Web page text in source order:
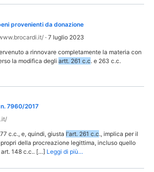
provenienti da donazione
· 7 luglio 2023
a rinnovare completamente la materia con
la modifica degli artt. 261 c.c. e 263 c.c.
7960/2017
c.c., e, quindi, giusta l'art. 261 c.c., implica per il
della procreazione legittima, incluso quello
148 c.c.. […] Leggi di più…